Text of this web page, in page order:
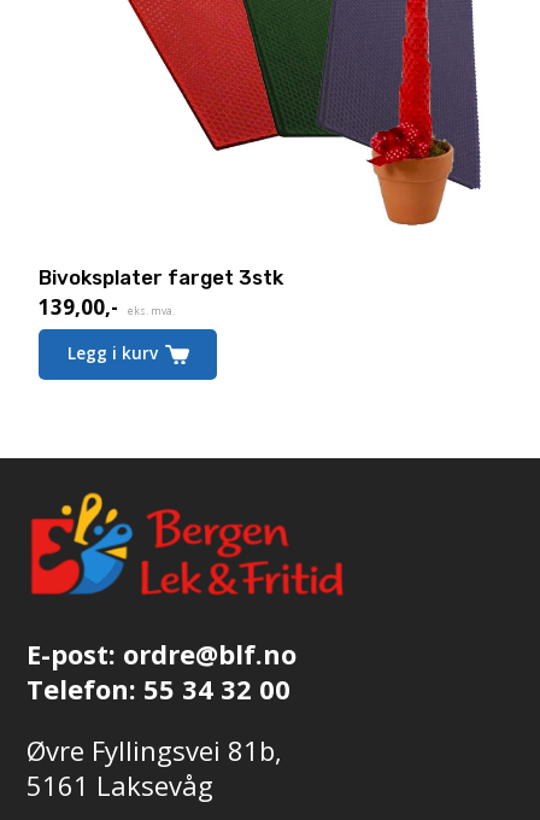
Bivoksplater farget 3stk
139,00,- eks. mva.
Legg i kurv
E-post: ordre@blf.no
Telefon: 55 34 32 00
Øvre Fyllingsvei 81b,
5161 Laksevåg